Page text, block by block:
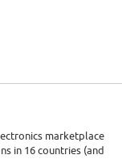
marketplace
in 16 countries (and